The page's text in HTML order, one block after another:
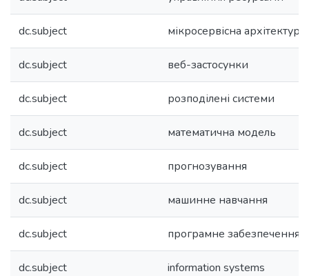
dc.subject мікросервісна архітектура
dc.subject веб-застосунки
dc.subject розподілені системи
dc.subject математична модель
dc.subject прогнозування
dc.subject машинне навчання
dc.subject програмне забезпечення
dc.subject information systems